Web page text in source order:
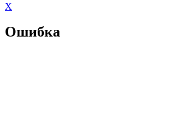
X
Ошибка